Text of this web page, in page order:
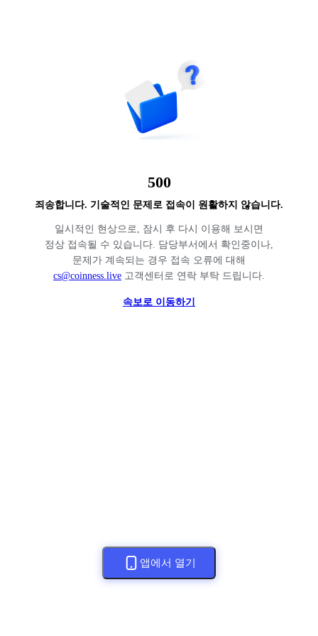
500
죄송합니다. 기술적인 문제로 접속이 원활하지 않습니다.
일시적인 현상으로, 잠시 후 다시 이용해 보시면
정상 접속될 수 있습니다. 담당부서에서 확인중이나,
문제가 계속되는 경우 접속 오류에 대해
cs@coinness.live 고객센터로 연락 부탁 드립니다.
속보로 이동하기
앱에서 열기